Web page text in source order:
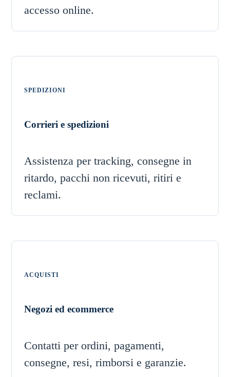
accesso online.
SPEDIZIONI
Corrieri e spedizioni
Assistenza per tracking, consegne in
ritardo, pacchi non ricevuti, ritiri e
reclami.
ACQUISTI
Negozi ed ecommerce
Contatti per ordini, pagamenti,
consegne, resi, rimborsi e garanzie.